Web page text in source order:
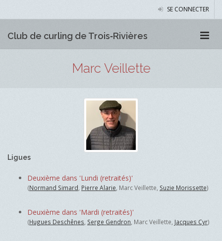
SE CONNECTER
Club de curling de Trois‑Rivières
Marc Veillette
Ligues
Deuxième dans 'Lundi (retraités)'
(Normand Simard Pierre Alarie , Marc Veillette, Suzie Morissette)
Deuxième dans 'Mardi (retraités)'
(Hugues Deschênes, Serge Gendron, Marc Veillette, Jacques Cyr)